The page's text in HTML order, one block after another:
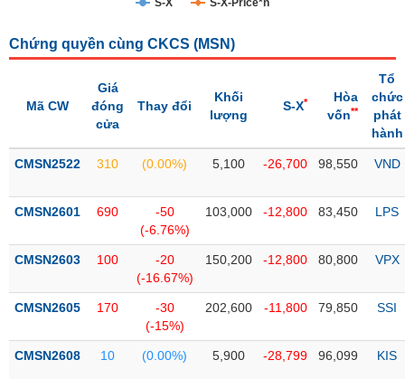
thái
thị
Niêm
Niêm
mới
yết
bổ
S-X S-X-Price*n
Chứng quyền cùng CKCS (MSN)
Mã CW
Giá
đóng
cửa
Thay đổi
Khối
lượng
S-X*
Hòa
vốn**
Tổ
chức
phát
hành
CMSN2522 310 (0.00%) 5,100 -26,700 98,550 VND
CMSN2601 690
-50
(-6.76%)
103,000 -12,800 83,450 LPS
CMSN2603 100
-20
(-16.67%)
150,200 -12,800 80,800 VPX
CMSN2605 170
-30
(-15%)
202,600 -11,800 79,850 SSI
CMSN2608 10 (0.00%) 5,900 -28,799 96,099 KIS
NGÀNH
NGHIỆP
PHIẾU
PHÁI